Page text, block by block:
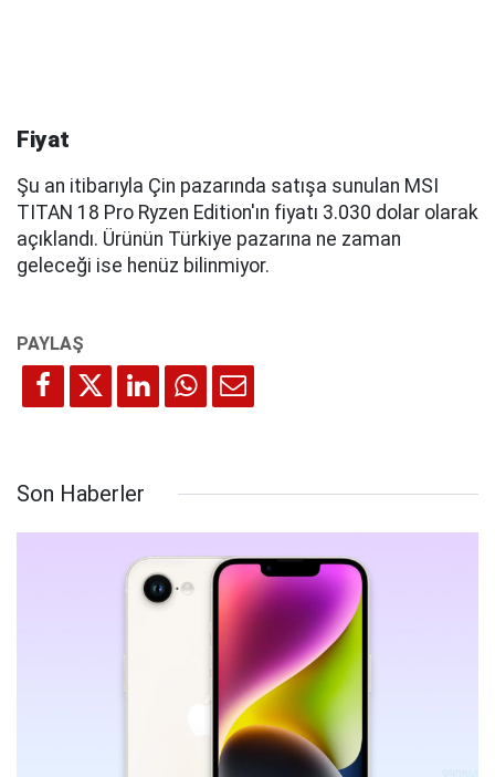
Fiyat
Şu an itibarıyla Çin pazarında satışa sunulan MSI
TITAN 18 Pro Ryzen Edition'ın fiyatı 3.030 dolar olarak
açıklandı. Ürünün Türkiye pazarına ne zaman
geleceği ise henüz bilinmiyor.
Son Haberler